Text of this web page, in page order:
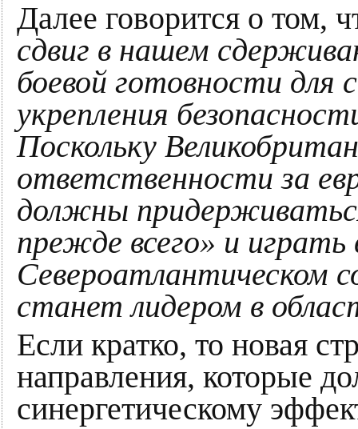
Далее говорится о том,
сдвиг в нашем
боевой готовности для
укрепления
Поскольку
ответственности за
должны
прежде всего» и играть
Североатлантическом
станет лидером в
Если кратко, то новая
направления, которые
синергетическому